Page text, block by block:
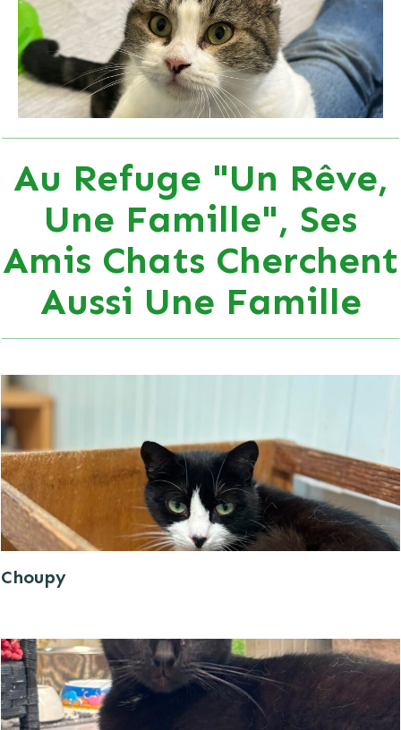
Au Refuge "Un Rêve,
Une Famille", Ses
Amis Chats Cherchent
Aussi Une Famille
Choupy